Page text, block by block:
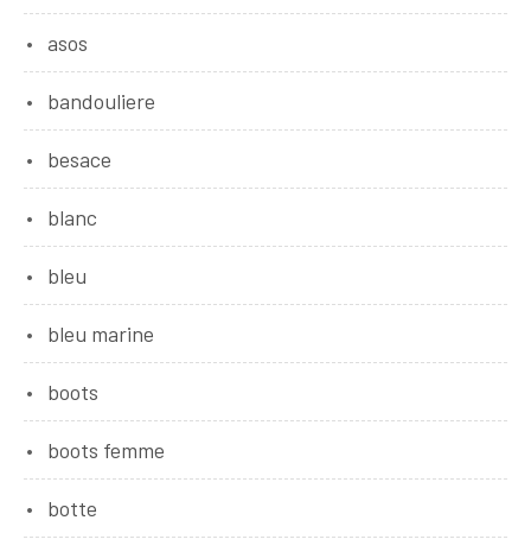
asos
bandouliere
besace
blanc
bleu
bleu marine
boots
boots femme
botte